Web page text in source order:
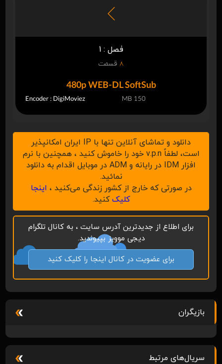
فصل : 1
8 قسمت
480p WEB-DL SoftSub
Encoder : DigiMoviez 150 MB
دانلود و تماشای آنلاین تنها با IP ایران امکانپذیر
است، لطفاً v.p.n خود را خاموش کنید ، همچنین با نرم
افزار IDM در رایانه و ADM در موبایل اقدام به دانلود
نمائید.
در صورتی که خارج از کشور زندگی می‌کنید ، اینجا
کلیککنید.
برای اطلاع از جدیدترین آدرس سایت ، به کانال تلگرام
دیجی موویز بپیوندید.
برای عضویت در کانال اینجا را کلیک کنید
بازیگران
سریال‌های مرتبط